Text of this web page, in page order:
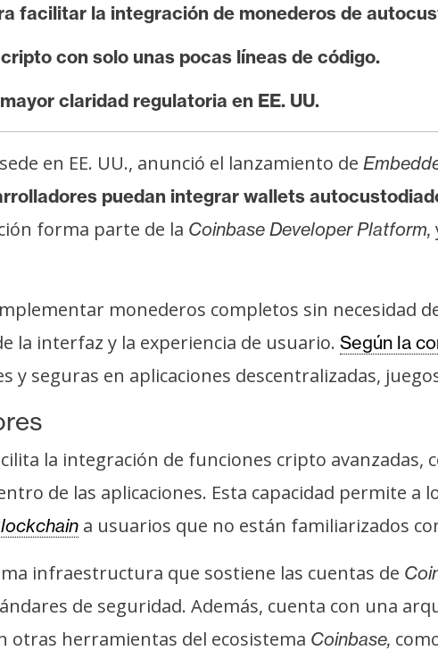
facilitar la integración de monederos de
con solo unas pocas líneas de código.
claridad regulatoria en EE. UU.
en EE. UU., anunció el lanzamiento de
puedan integrar wallets
forma parte de la Coinbase Developer Platform,
monederos completos sin necesidad
la interfaz y la experiencia de usuario. Según la
y seguras en aplicaciones descentralizadas,
la integración de funciones cripto avanzadas,
de las aplicaciones. Esta capacidad permite a
a usuarios que no están familiarizados
infraestructura que sostiene las cuentas de
de seguridad. Además, cuenta con una
otras herramientas del ecosistema Coinbase,